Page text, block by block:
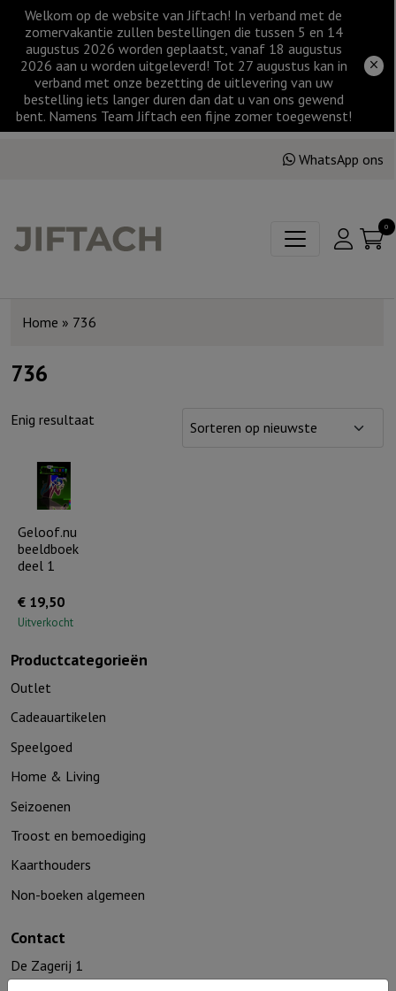
Welkom op de website van Jiftach! In verband met de
zomervakantie zullen bestellingen die tussen 5 en 14
augustus 2026 worden geplaatst, vanaf 18 augustus
2026 aan u worden uitgeleverd! Tot 27 augustus kan in
verband met onze bezetting de uitlevering van uw
bestelling iets langer duren dan dat u van ons gewend
bent. Namens Team Jiftach een fijne zomer toegewenst!
WhatsApp ons
0
Home » 736
736
Productcategorieën
Outlet
Cadeauartikelen
Speelgoed
Home & Living
Seizoenen
Troost en bemoediging
Kaarthouders
Non-boeken algemeen
Contact
De Zagerij 1
Enig resultaat
Geloof.nu
beeldboek
deel 1
€ 19,50
Uitverkocht